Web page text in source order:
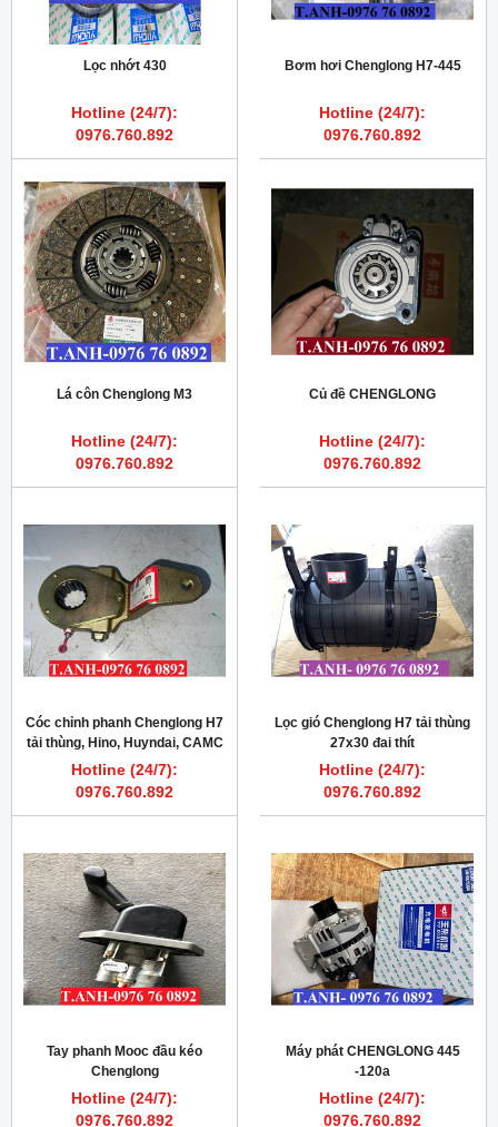
Lọc nhớt 430
Hotline (24/7):
0976.760.892
Bơm hơi Chenglong H7-445
Hotline (24/7):
0976.760.892
Lá côn Chenglong M3
Hotline (24/7):
0976.760.892
Củ đề CHENGLONG
Hotline (24/7):
0976.760.892
Cóc chỉnh phanh Chenglong H7
tải thùng, Hino, Huyndai, CAMC
Hotline (24/7):
0976.760.892
Lọc gió Chenglong H7 tải thùng
27x30 đai thít
Hotline (24/7):
0976.760.892
Tay phanh Mooc đầu kéo
Chenglong
Hotline (24/7):
0976.760.892
Máy phát CHENGLONG 445
-120a
Hotline (24/7):
0976.760.892